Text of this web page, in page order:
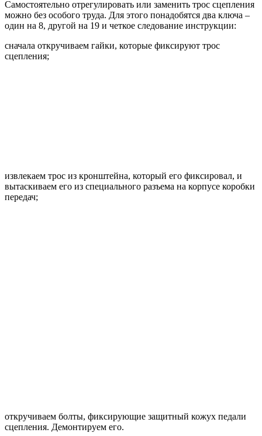
Самостоятельно отрегулировать или заменить трос сцепления
можно без особого труда. Для этого понадобятся два ключа –
один на 8, другой на 19 и четкое следование инструкции:
сначала откручиваем гайки, которые фиксируют трос
сцепления;
извлекаем трос из кронштейна, который его фиксировал, и
вытаскиваем его из специального разъема на корпусе коробки
передач;
откручиваем болты, фиксирующие защитный кожух педали
сцепления. Демонтируем его.